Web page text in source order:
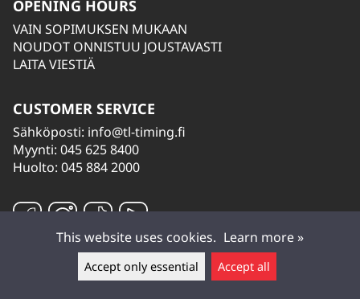
Leave a message ▲
OPENING HOURS
VAIN SOPIMUKSEN MUKAAN
NOUDOT ONNISTUU JOUSTAVASTI
LAITA VIESTIÄ
CUSTOMER SERVICE
Sähköposti: info@tl-timing.fi
Myynti: 045 625 8400
Huolto: 045 884 2000
This website uses cookies. Learn more »
Accept only essential Accept all